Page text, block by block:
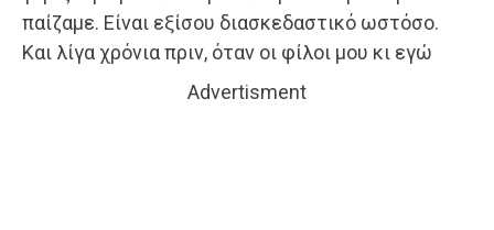
παίζαμε. Είναι εξίσου διασκεδαστικό ωστόσο.
Και λίγα χρόνια πριν, όταν οι φίλοι μου κι εγώ
Advertisment